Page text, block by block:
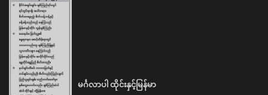
မင်္ဂလာပါ ထိုင်းနှင့်မြန်မာ